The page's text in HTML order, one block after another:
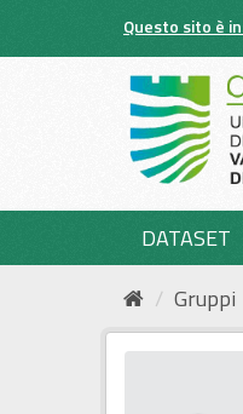
Questo sito è
DATASET
Gruppi